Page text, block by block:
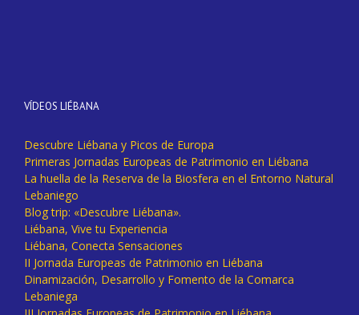
VÍDEOS LIÉBANA
Descubre Liébana y Picos de Europa
Primeras Jornadas Europeas de Patrimonio en Liébana
La huella de la Reserva de la Biosfera en el Entorno Natural
Lebaniego
Blog trip: «Descubre Liébana».
Liébana, Vive tu Experiencia
Liébana, Conecta Sensaciones
II Jornada Europeas de Patrimonio en Liébana
Dinamización, Desarrollo y Fomento de la Comarca
Lebaniega